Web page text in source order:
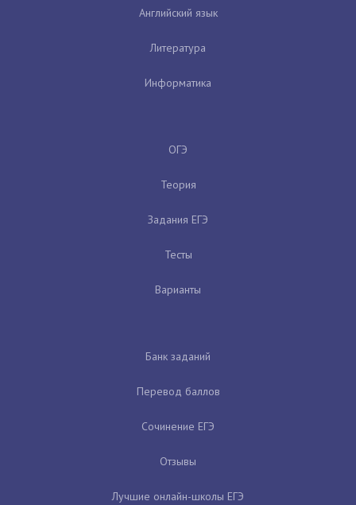
Английский язык
Литература
Информатика
ОГЭ
Теория
Задания ЕГЭ
Тесты
Варианты
Банк заданий
Перевод баллов
Сочинение ЕГЭ
Отзывы
Лучшие онлайн-школы ЕГЭ